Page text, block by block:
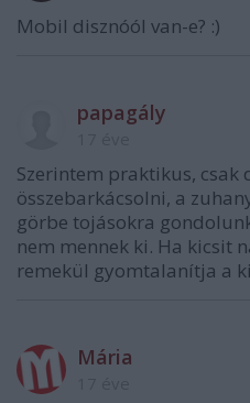
Mobil disznóól van-e? :)
papagály
Szerintem praktikus,
összebarkácsolni, a
görbe tojásokra
nem mennek ki. Ha kicsit
remekül gyomtalanítja a
Mária